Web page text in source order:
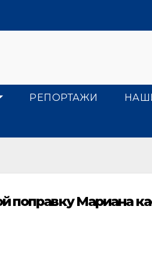
РЕПОРТАЖИ
поправку Мариана